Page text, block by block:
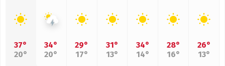
37°
20°
34°
20°
29°
17°
31°
13°
34°
14°
28°
16°
26°
13°